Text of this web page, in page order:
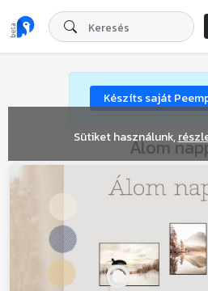
Sütiket használunk,
Készíts saját
Álom